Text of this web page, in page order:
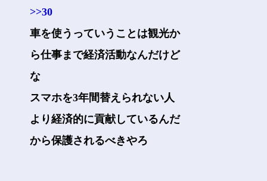
>>30
車を使うっていうことは観光か
ら仕事まで経済活動なんだけど
な
スマホを3年間替えられない人
より経済的に貢献しているんだ
から保護されるべきやろ